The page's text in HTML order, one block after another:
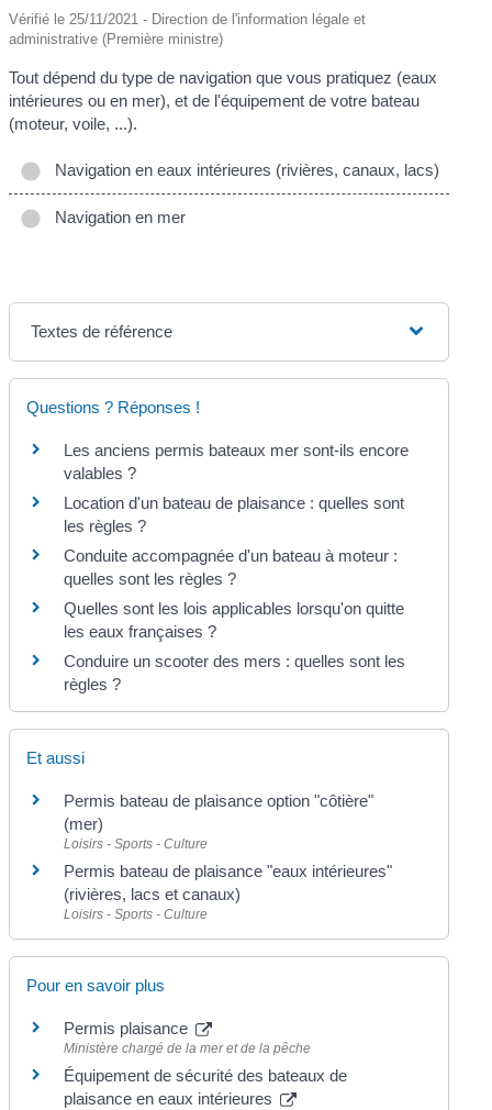
Vérifié le 25/11/2021 - Direction de l'information légale et
administrative (Première ministre)
Tout dépend du type de navigation que vous pratiquez (eaux
intérieures ou en mer), et de l'équipement de votre bateau
(moteur, voile, ...).
Navigation en eaux intérieures (rivières, canaux, lacs)
Navigation en mer
Textes de référence
Questions ? Réponses !
Les anciens permis bateaux mer sont-ils encore
valables ?
Location d'un bateau de plaisance : quelles sont
les règles ?
Conduite accompagnée d'un bateau à moteur :
quelles sont les règles ?
Quelles sont les lois applicables lorsqu'on quitte
les eaux françaises ?
Conduire un scooter des mers : quelles sont les
règles ?
Et aussi
Permis bateau de plaisance option "côtière"
(mer)
Loisirs - Sports - Culture
Permis bateau de plaisance "eaux intérieures"
(rivières, lacs et canaux)
Loisirs - Sports - Culture
Pour en savoir plus
Permis plaisance
Ministère chargé de la mer et de la pêche
Équipement de sécurité des bateaux de
plaisance en eaux intérieures